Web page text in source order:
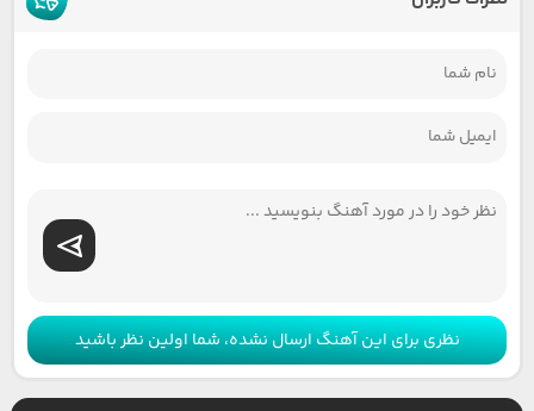
نظری برای این آهنگ ارسال نشده، شما اولین نظر باشید